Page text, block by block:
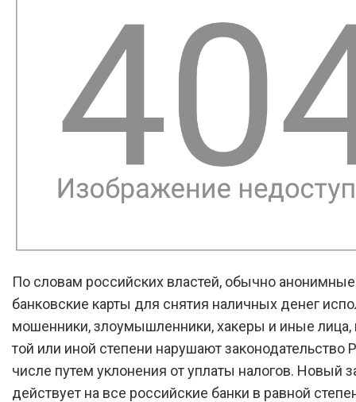
По словам российских властей, обычно анонимные
банковские карты для снятия наличных денег
мошенники, злоумышленники, хакеры и иные лица,
той или иной степени нарушают законодательство
числе путем уклонения от уплаты налогов. Новый
действует на все российские банки в равной